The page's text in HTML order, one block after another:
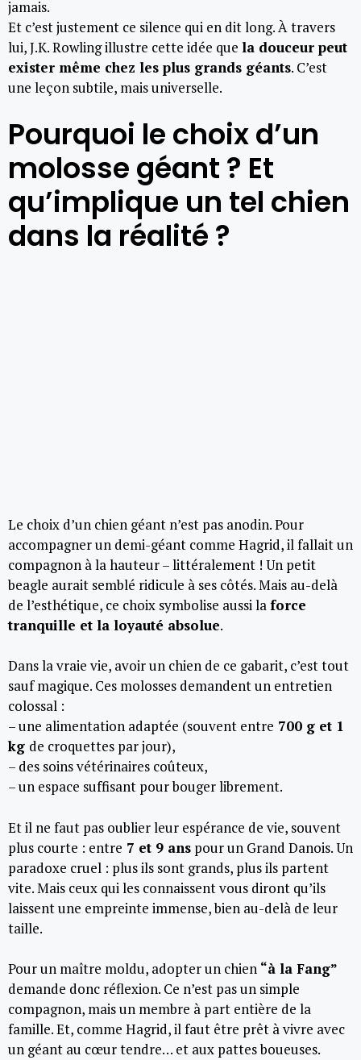
jamais.
Et c’est justement ce silence qui en dit long. À travers
lui, J.K. Rowling illustre cette idée que la douceur peut
exister même chez les plus grands géants. C’est
une leçon subtile, mais universelle.
Pourquoi le choix d’un
molosse géant ? Et
qu’implique un tel chien
dans la réalité ?
Le choix d’un chien géant n’est pas anodin. Pour
accompagner un demi-géant comme Hagrid, il fallait un
compagnon à la hauteur – littéralement ! Un petit
beagle aurait semblé ridicule à ses côtés. Mais au-delà
de l’esthétique, ce choix symbolise aussi laforce
tranquille et la loyauté absolue.
Dans la vraie vie, avoir un chien de ce gabarit, c’est tout
sauf magique. Ces molosses demandent un entretien
colossal :
– une alimentation adaptée (souvent entre 700 g et 1
kg de croquettes par jour),
– des soins vétérinaires coûteux,
– un espace suffisant pour bouger librement.
Et il ne faut pas oublier leur espérance de vie, souvent
plus courte : entre 7 et 9 ans pour un Grand Danois. Un
paradoxe cruel : plus ils sont grands, plus ils partent
vite. Mais ceux qui les connaissent vous diront qu’ils
laissent une empreinte immense, bien au-delà de leur
taille.
Pour un maître moldu, adopter un chien “à la Fang”
demande donc réflexion. Ce n’est pas un simple
compagnon, mais un membre à part entière de la
famille. Et, comme Hagrid, il faut être prêt à vivre avec
un géant au cœur tendre… et aux pattes boueuses.